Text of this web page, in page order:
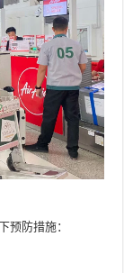
预防措施：